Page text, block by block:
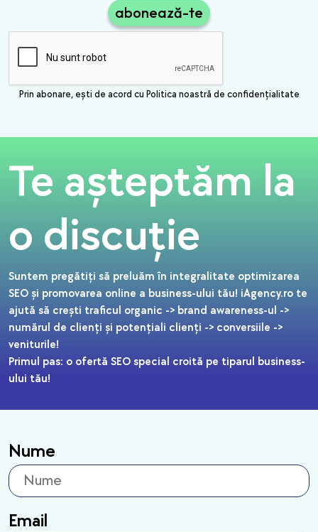
abonează-te
Prin abonare, ești de acord cu Politica noastră de confidențialitate
Te așteptăm la
o discuție
Suntem pregătiți să preluăm în integralitate optimizarea
SEO și promovarea online a business-ului tău! iAgency.ro te
ajută să crești traficul organic -> brand awareness-ul ->
numărul de clienți și potențiali clienți -> conversiile ->
veniturile!
Primul pas: o ofertă SEO special croită pe tiparul business-
ului tău!
Nume
Email